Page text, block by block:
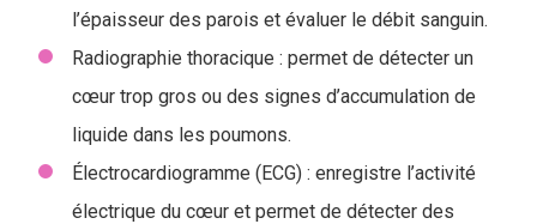
l’épaisseur des parois et évaluer le débit sanguin.
Radiographie thoracique : permet de détecter un
cœur trop gros ou des signes d’accumulation de
liquide dans les poumons.
Électrocardiogramme (ECG) : enregistre l’activité
électrique du cœur et permet de détecter des